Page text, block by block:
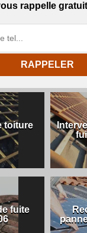
rappelle
toiture
fuite